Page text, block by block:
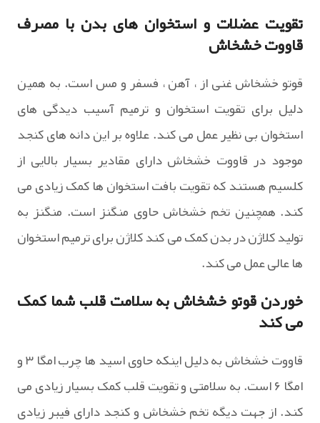
تقویت عضلات و استخوان های بدن با مصرف
قاووت خشخاش
قوتو خشخاش غنی از ، آهن ، فسفر و مس است. به همین
دلیل برای تقویت استخوان و ترمیم آسیب دیدگی های
استخوان بی نظیر عمل می کند. علاوه بر این دانه های کنجد
موجود در قاووت خشخاش دارای مقادیر بسیار بالایی از
کلسیم هستند که تقویت بافت استخوان ها کمک زیادی می
کند. همچنین تخم خشخاش حاوی منگنز است. منگنز به
تولید کلاژن در بدن کمک می کند کلاژن برای ترمیم استخوان
ها عالی عمل می کند.
خوردن قوتو خشخاش به سلامت قلب شما کمک
می کند
قاووت خشخاش به دلیل اینکه حاوی اسید ها چرب امگا ۳ و
امگا ۶ است. به سلامتی و تقویت قلب کمک بسیار زیادی می
کند. از جهت دیگه تخم خشخاش و کنجد دارای فیبر زیادی